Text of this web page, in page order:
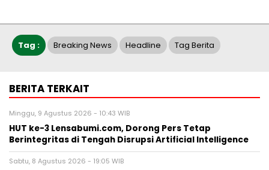
Tag : Breaking News Headline Tag Berita
BERITA TERKAIT
Minggu, 9 Agustus 2026 - 10:43 WIB
HUT ke-3 Lensabumi.com, Dorong Pers Tetap
Berintegritas di Tengah Disrupsi Artificial Intelligence
Sabtu, 8 Agustus 2026 - 19:05 WIB